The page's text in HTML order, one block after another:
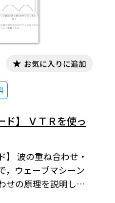
お気に入りに追加
ド】 ＶＴＲを使っ
】 波の重ね合わせ・
，ウェーブマシーン
せの原理を説明して